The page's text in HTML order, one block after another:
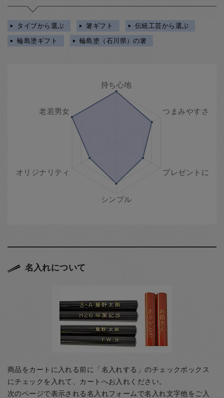
タイプから選ぶ 箸ギフト
伝統工芸から選ぶ
輪島塗ギフト
輪島塗（石川県）の箸
名入れについて
商品をカートに入れる前に「名入れする」のチェックボックス
にチェックを入れて、カートへお入れください。
次のページで表示される名入れフォームで名入れ文字他をご入